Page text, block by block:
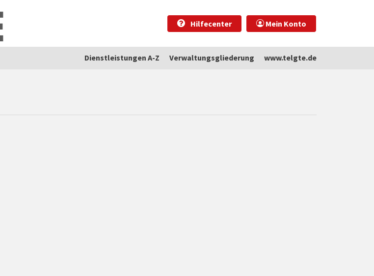
Hilfecenter
Mein Konto
Dienstleistungen A-Z Verwaltungsgliederung www.telgte.de